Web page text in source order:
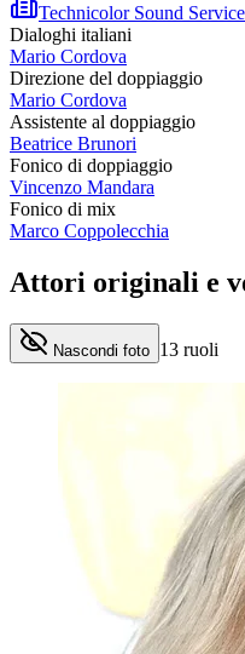
Technicolor Sound
Dialoghi italiani
Mario Cordova
Direzione del doppiaggio
Mario Cordova
Assistente al doppiaggio
Beatrice Brunori
Fonico di doppiaggio
Vincenzo Mandara
Fonico di mix
Marco Coppolecchia
Attori originali e
Nascondi foto 13 ruoli